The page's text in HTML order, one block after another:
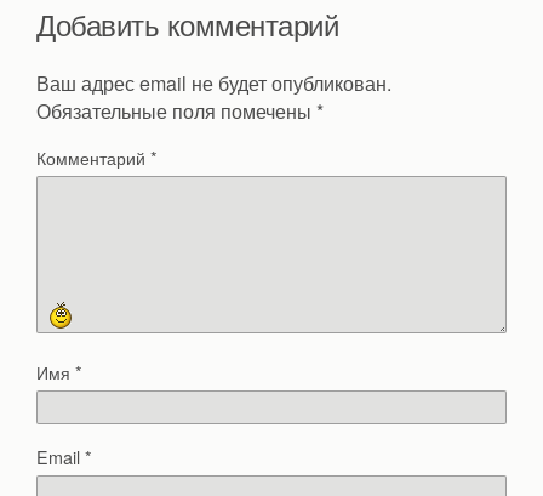
Добавить комментарий
Ваш адрес email не будет опубликован.
Обязательные поля помечены *
Комментарий *
Имя *
Email*